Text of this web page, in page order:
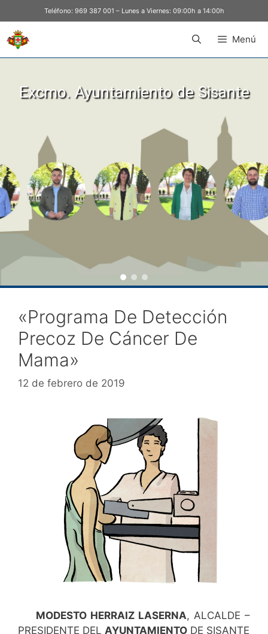
Teléfono: 969 387 001 – Lunes a Viernes: 09:00h a 14:00h
Menú
Excmo. Ayuntamiento de Sisante
«Programa De Detección
Precoz De Cáncer De
Mama»
12 de febrero de 2019
MODESTO HERRAIZ LASERNA, ALCALDE –
PRESIDENTE DEL AYUNTAMIENTO DE SISANTE